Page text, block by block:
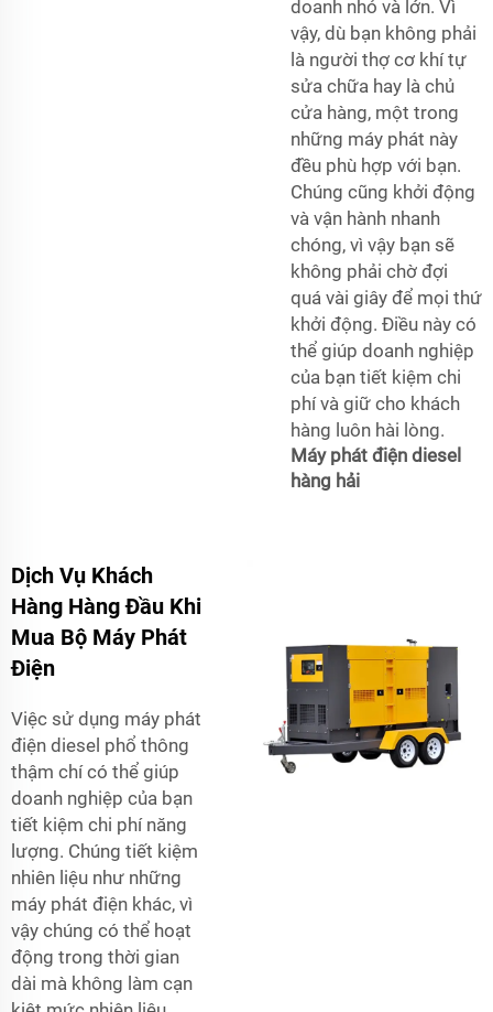
doanh nhỏ và lớn. Vì
vậy, dù bạn không phải
là người thợ cơ khí tự
sửa chữa hay là chủ
cửa hàng, một trong
những máy phát này
đều phù hợp với bạn.
Chúng cũng khởi động
và vận hành nhanh
chóng, vì vậy bạn sẽ
không phải chờ đợi
quá vài giây để mọi thứ
khởi động. Điều này có
thể giúp doanh nghiệp
của bạn tiết kiệm chi
phí và giữ cho khách
hàng luôn hài lòng.
Máy phát điện diesel
hàng hải
Dịch Vụ Khách
Hàng Hàng Đầu Khi
Mua Bộ Máy Phát
Điện
Việc sử dụng máy phát
điện diesel phổ thông
thậm chí có thể giúp
doanh nghiệp của bạn
tiết kiệm chi phí năng
lượng. Chúng tiết kiệm
nhiên liệu như những
máy phát điện khác, vì
vậy chúng có thể hoạt
động trong thời gian
dài mà không làm cạn